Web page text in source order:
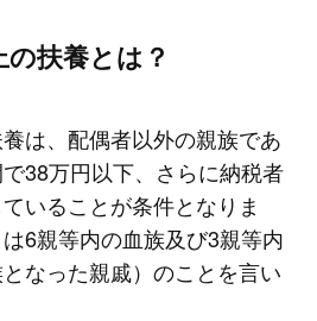
扶養とは？
は、配偶者以外の親族であ
38万円以下、さらに納税者
いることが条件となりま
6親等内の血族及び3親等内
なった親戚）のことを言い